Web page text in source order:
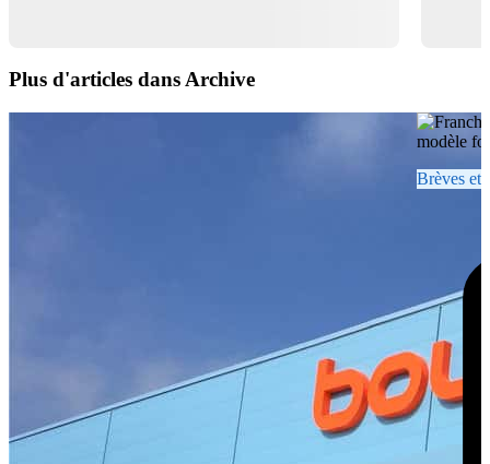
Plus d'articles dans Archive
Brèves et